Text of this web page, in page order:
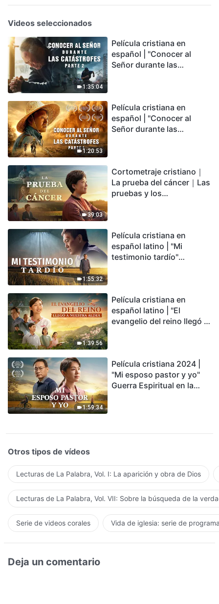
Videos seleccionados
1:35:04
Película cristiana en
español | "Conocer al
Señor durante las
podemos sobrevivir?
1:20:53
Película cristiana en
español | "Conocer al
Señor durante las
encontrarás refugio?
39:03
Cortometraje cristiano｜
La prueba del cáncer｜Las
pruebas y los
1:55:32
Película cristiana en
español latino | "Mi
testimonio tardío"
conmovedor
1:39:56
Película cristiana en
español latino | "El
evangelio del reino llegó a
1:59:34
Película cristiana 2024 |
"Mi esposo pastor y yo"
Guerra Espiritual en la
Otros tipos de vídeos
Lecturas de La Palabra, Vol. I: La aparición y obra de Dios
Lecturas de La Palabra, Vol. VII: Sobre la búsqueda de la
Serie de videos corales Vida de iglesia: serie de
Deja un comentario